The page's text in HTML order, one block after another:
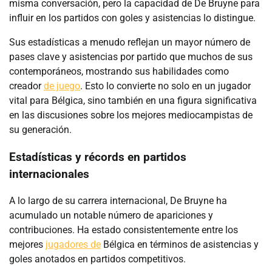
misma conversación, pero la capacidad de De Bruyne para
influir en los partidos con goles y asistencias lo distingue.
Sus estadísticas a menudo reflejan un mayor número de
pases clave y asistencias por partido que muchos de sus
contemporáneos, mostrando sus habilidades como
creadorde juego. Esto lo convierte no solo en un jugador
vital para Bélgica, sino también en una figura significativa
en las discusiones sobre los mejores mediocampistas de
su generación.
Estadísticas y récords en partidos
internacionales
A lo largo de su carrera internacional, De Bruyne ha
acumulado un notable número de apariciones y
contribuciones. Ha estado consistentemente entre los
mejores jugadores de Bélgica en términos de asistencias y
goles anotados en partidos competitivos.